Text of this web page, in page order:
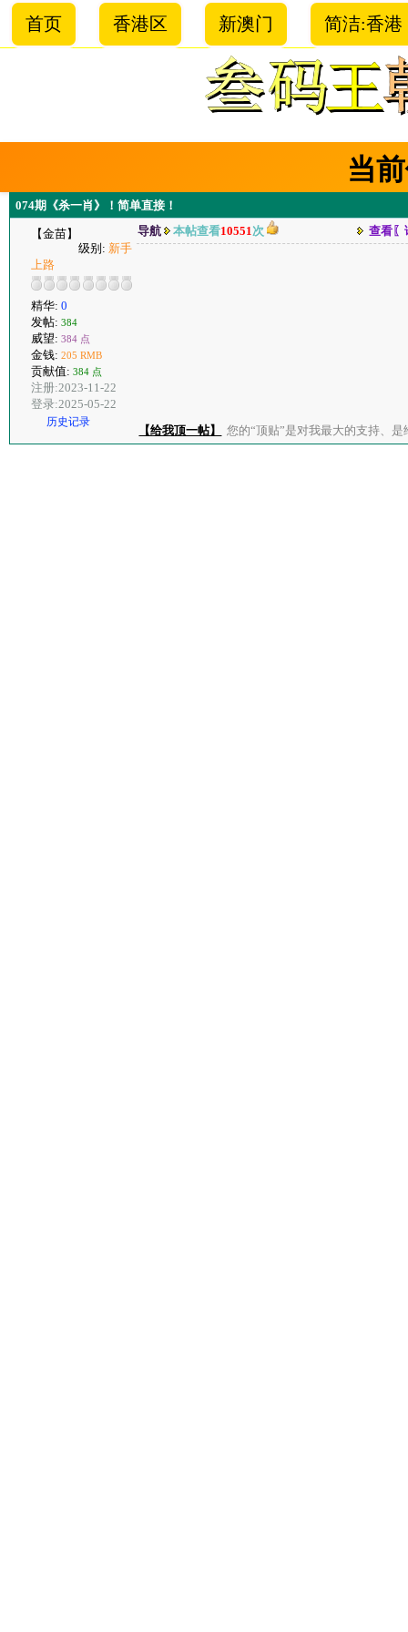
首页 香港区 新澳门 简洁:香港
当
074期《杀一肖》！简单直接！
【金苗】
级别: 新手
上路
精华: 0
发帖: 384
威望: 384 点
金钱: 205 RMB
贡献值: 384 点
注册:2023-11-22
登录:2025-05-22
历史记录
导航 本帖查看10551次 查看〖
【给我顶一帖】 您的“顶贴”是对我最大的支持、